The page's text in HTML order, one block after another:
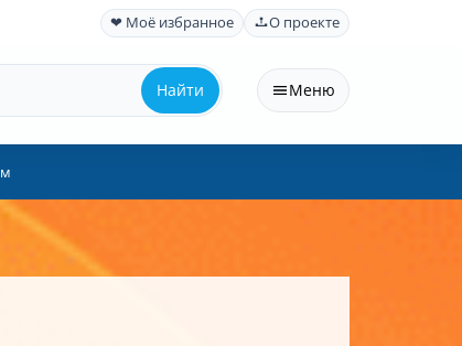
❤ Моё избранное О проекте
Найти Меню